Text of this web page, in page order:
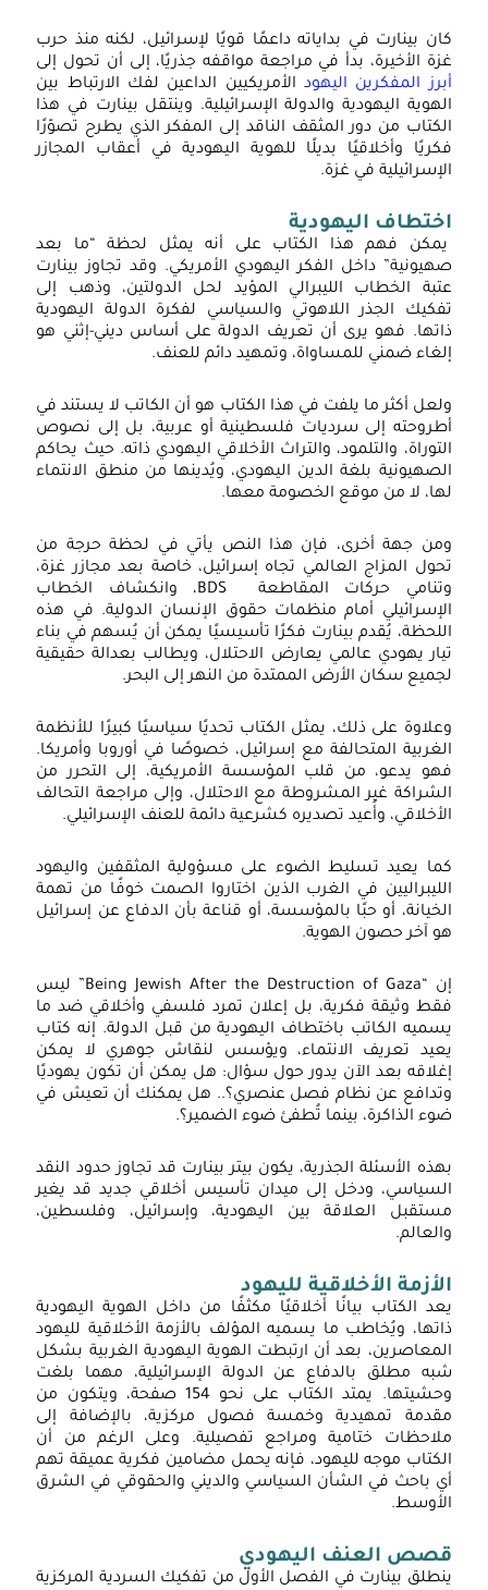
كان بينارت في بداياته داعمًا قويًا لإسرائيل، لكنه منذ حرب
غزة الأخيرة، بدأ في مراجعة مواقفه جذريًا، إلى أن تحول إلى
أبرز المفكرين اليهود الأمريكيين الداعين لفك الارتباط بين
الهوية اليهودية والدولة الإسرائيلية. وينتقل بينارت في هذا
الكتاب من دور المثقف الناقد إلى المفكر الذي يطرح تصوّرًا
فكريًا وأخلاقيًا بديلًا للهوية اليهودية في أعقاب المجازر
الإسرائيلية في غزة.
اختطاف اليهودية
يمكن فهم هذا الكتاب على أنه يمثل لحظة “ما بعد
صهيونية” داخل الفكر اليهودي الأمريكي. وقد تجاوز بينارت
عتبة الخطاب الليبرالي المؤيد لحل الدولتين، وذهب إلى
تفكيك الجذر اللاهوتي والسياسي لفكرة الدولة اليهودية
ذاتها. فهو يرى أن تعريف الدولة على أساس ديني-إثني هو
إلغاء ضمني للمساواة، وتمهيد دائم للعنف.
ولعل أكثر ما يلفت في هذا الكتاب هو أن الكاتب لا يستند في
أطروحته إلى سرديات فلسطينية أو عربية، بل إلى نصوص
التوراة، والتلمود، والتراث الأخلاقي اليهودي ذاته. حيث يحاكم
الصهيونية بلغة الدين اليهودي، ويُدينها من منطق الانتماء
لها، لا من موقع الخصومة معها.
ومن جهة أخرى، فإن هذا النص يأتي في لحظة حرجة من
تحول المزاج العالمي تجاه إسرائيل، خاصة بعد مجازر غزة،
وتنامي حركات المقاطعة BDS، وانكشاف الخطاب
الإسرائيلي أمام منظمات حقوق الإنسان الدولية. في هذه
اللحظة، يُقدم بينارت فكرًا تأسيسيًا يمكن أن يُسهم في بناء
تيار يهودي عالمي يعارض الاحتلال، ويطالب بعدالة حقيقية
لجميع سكان الأرض الممتدة من النهر إلى البحر.
وعلاوة على ذلك، يمثل الكتاب تحديًا سياسيًا كبيرًا للأنظمة
الغربية المتحالفة مع إسرائيل، خصوصًا في أوروبا وأمريكا.
فهو يدعو، من قلب المؤسسة الأمريكية، إلى التحرر من
الشراكة غير المشروطة مع الاحتلال، وإلى مراجعة التحالف
الأخلاقي، وأُعيد تصديره كشرعية دائمة للعنف الإسرائيلي.
كما يعيد تسليط الضوء على مسؤولية المثقفين واليهود
الليبراليين في الغرب الذين اختاروا الصمت خوفًا من تهمة
الخيانة، أو حبًا بالمؤسسة، أو قناعة بأن الدفاع عن إسرائيل
هو آخر حصون الهوية.
إن “Being Jewish After the Destruction of Gaza” ليس
فقط وثيقة فكرية، بل إعلان تمرد فلسفي وأخلاقي ضد ما
يسميه الكاتب باختطاف اليهودية من قبل الدولة. إنه كتاب
يعيد تعريف الانتماء، ويؤسس لنقاش جوهري لا يمكن
إغلاقه بعد الآن يدور حول سؤال: هل يمكن أن تكون يهوديًا
وتدافع عن نظام فصل عنصري؟.. هل يمكنك أن تعيش في
ضوء الذاكرة، بينما تُطفئ ضوء الضمير؟.
بهذه الأسئلة الجذرية، يكون بيتر بينارت قد تجاوز حدود النقد
السياسي، ودخل إلى ميدان تأسيس أخلاقي جديد قد يغير
مستقبل العلاقة بين اليهودية، وإسرائيل، وفلسطين،
والعالم.
الأزمة الأخلاقية لليهود
يعد الكتاب بيانًا أخلاقيًا مكثفًا من داخل الهوية اليهودية
ذاتها، ويُخاطب ما يسميه المؤلف بالأزمة الأخلاقية لليهود
المعاصرين، بعد أن ارتبطت الهوية اليهودية الغربية بشكل
شبه مطلق بالدفاع عن الدولة الإسرائيلية، مهما بلغت
وحشيتها. يمتد الكتاب على نحو 154 صفحة، ويتكون من
مقدمة تمهيدية وخمسة فصول مركزية، بالإضافة إلى
ملاحظات ختامية ومراجع تفصيلية. وعلى الرغم من أن
الكتاب موجه لليهود، فإنه يحمل مضامين فكرية عميقة تهم
أي باحث في الشأن السياسي والديني والحقوقي في الشرق
الأوسط.
قصص العنف اليهودي
ينطلق بينارت في الفصل الأول من تفكيك السردية المركزية